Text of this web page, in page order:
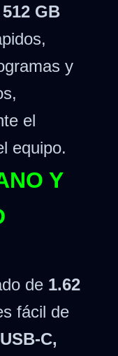
GB
y
el
equipo.
Y
de 1.62
fácil de
USB-C,